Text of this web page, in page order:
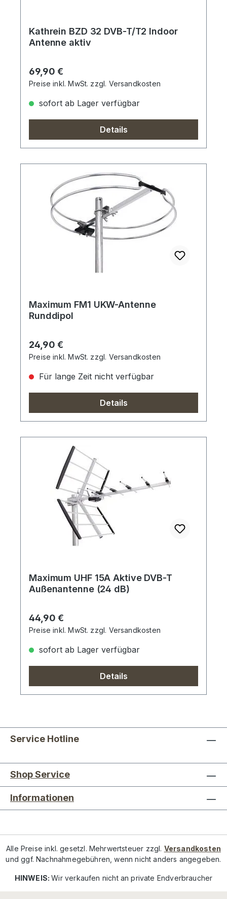
Kathrein BZD 32 DVB-T/T2 Indoor
Antenne aktiv
Regulärer Preis:
69,90 €
Preise inkl. MwSt. zzgl. Versandkosten
sofort ab Lager verfügbar
Details
Maximum FM1 UKW-Antenne
Runddipol
Regulärer Preis:
24,90 €
Preise inkl. MwSt. zzgl. Versandkosten
Für lange Zeit nicht verfügbar
Details
Maximum UHF 15A Aktive DVB-T
Außenantenne (24 dB)
Regulärer Preis:
44,90 €
Preise inkl. MwSt. zzgl. Versandkosten
sofort ab Lager verfügbar
Details
Service Hotline
Shop Service
Informationen
Alle Preise inkl. gesetzl. Mehrwertsteuer zzgl. Versandkosten
und ggf. Nachnahmegebühren, wenn nicht anders angegeben.
HINWEIS:Wir verkaufen nicht an private Endverbraucher